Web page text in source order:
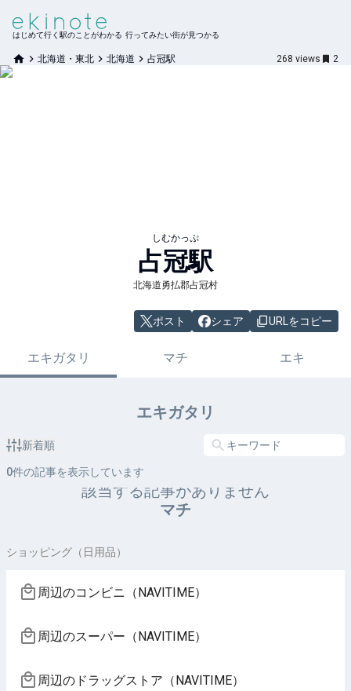
はじめて行く駅のことがわかる 行ってみたい街が見つかる
北海道・東北 北海道 占冠駅 268 views 2
しむかっぷ
占冠駅
北海道勇払郡占冠村
ポスト シェア URLをコピー
エキガタリ マチ エキ
エキガタリ
新着順
0件の記事を表示しています
該当する記事がありません
マチ
ショッピング（日用品）
周辺のコンビニ（NAVITIME）
周辺のスーパー（NAVITIME）
周辺のドラッグストア（NAVITIME）